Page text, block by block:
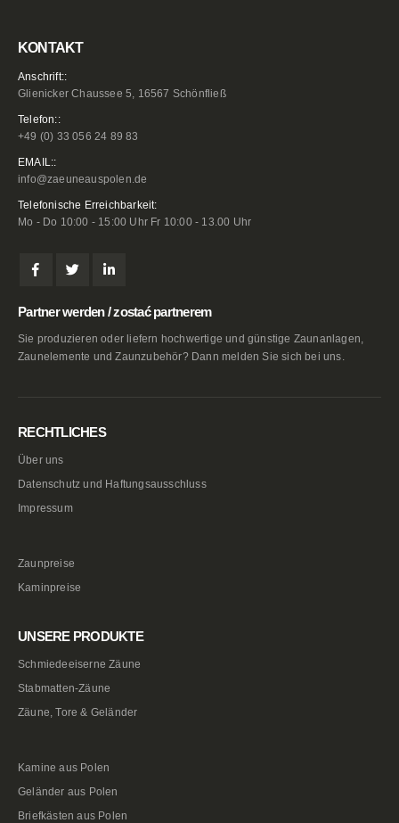
KONTAKT
Anschrift::
Glienicker Chaussee 5, 16567 Schönfließ
Telefon::
+49 (0) 33 056 24 89 83
EMAIL::
info@zaeuneauspolen.de
Telefonische Erreichbarkeit:
Mo - Do 10:00 - 15:00 Uhr Fr 10:00 - 13.00 Uhr
Partner werden / zostać partnerem
Sie produzieren oder liefern hochwertige und günstige Zaunanlagen,
Zaunelemente und Zaunzubehör? Dann melden Sie sich bei uns.
RECHTLICHES
Über uns
Datenschutz und Haftungsausschluss
Impressum
Zaunpreise
Kaminpreise
UNSERE PRODUKTE
Schmiedeeiserne Zäune
Stabmatten-Zäune
Zäune, Tore & Geländer
Kamine aus Polen
Geländer aus Polen
Briefkästen aus Polen